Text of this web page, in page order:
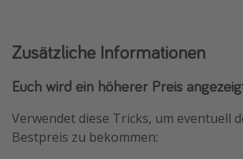
Zusätzliche Informationen
Euch wird ein höherer Preis
Verwendet diese Tricks, um eventuell
Bestpreis zu bekommen: